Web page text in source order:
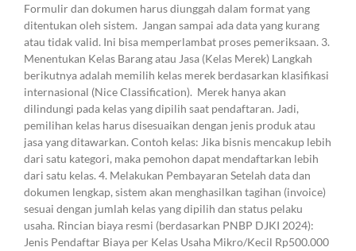
Formulir dan dokumen harus diunggah dalam format yang
ditentukan oleh sistem. Jangan sampai ada data yang kurang
atau tidak valid. Ini bisa memperlambat proses pemeriksaan. 3.
Menentukan Kelas Barang atau Jasa (Kelas Merek) Langkah
berikutnya adalah memilih kelas merek berdasarkan klasifikasi
internasional (Nice Classification). Merek hanya akan
dilindungi pada kelas yang dipilih saat pendaftaran. Jadi,
pemilihan kelas harus disesuaikan dengan jenis produk atau
jasa yang ditawarkan. Contoh kelas: Jika bisnis mencakup lebih
dari satu kategori, maka pemohon dapat mendaftarkan lebih
dari satu kelas. 4. Melakukan Pembayaran Setelah data dan
dokumen lengkap, sistem akan menghasilkan tagihan (invoice)
sesuai dengan jumlah kelas yang dipilih dan status pelaku
usaha. Rincian biaya resmi (berdasarkan PNBP DJKI 2024):
Jenis Pendaftar Biaya per Kelas Usaha Mikro/Kecil Rp500.000